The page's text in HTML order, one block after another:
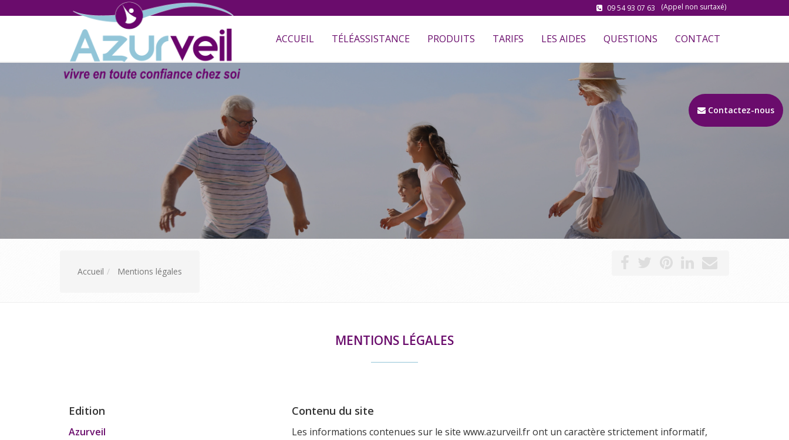
(Appel non surtaxé)
09 54 93 07 63
ACCUEIL TÉLÉASSISTANCE PRODUITS TARIFS LES AIDES QUESTIONS CONTACT
Accueil Mentions légales
MENTIONS LÉGALES
Edition
Azurveil
Contenu du site
Les informations contenues sur le site www.azurveil.fr ont un caractère strictement informatif,
Contactez-nous